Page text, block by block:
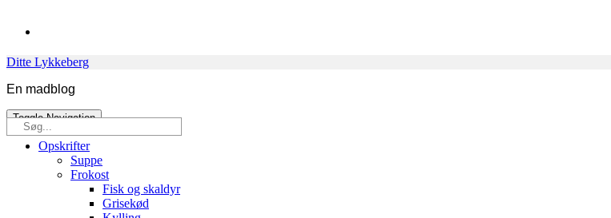
Ditte Lykkeberg
En madblog
Søg
efter:
Toggle Navigation
Opskrifter
Suppe
Frokost
Fisk og skaldyr
Grisekød